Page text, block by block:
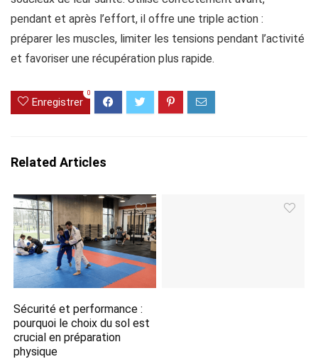
pendant et après l’effort, il offre une triple action :
préparer les muscles, limiter les tensions pendant l’activité
et favoriser une récupération plus rapide.
Enregistrer
0
Related Articles
Sécurité et performance :
pourquoi le choix du sol est
crucial en préparation
physique